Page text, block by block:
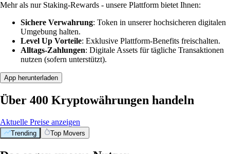
Mehr als nur Staking-Rewards - unsere Plattform bietet Ihnen:
Sichere Verwahrung: Token in unserer hochsicheren digitalen
Umgebung halten.
Level Up Vorteile: Exklusive Plattform-Benefits freischalten.
Alltags-Zahlungen: Digitale Assets für tägliche Transaktionen
nutzen (sofern unterstützt).
App herunterladen
Über 400 Kryptowährungen handeln
Aktuelle Preise anzeigen
Trending Top Movers